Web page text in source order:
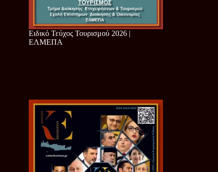
Ειδικό Τεύχος Τουρισμού 2026 |
ΕΛΜΕΠΑ